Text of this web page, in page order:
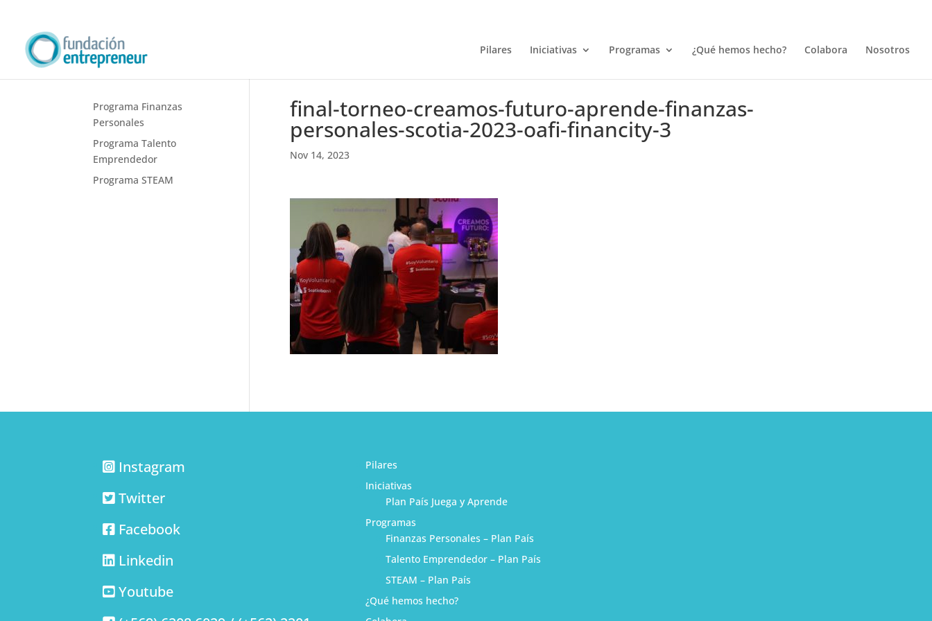
Pilares Iniciativas Programas ¿Qué hemos hecho? Colabora Nosotros
final-torneo-creamos-futuro-aprende-finanzas-
personales-scotia-2023-oafi-financity-3
Nov 14, 2023
Programa Finanzas
Personales
Programa Talento
Emprendedor
Programa STEAM
Instagram
Twitter
Facebook
Linkedin
Youtube
Pilares
Iniciativas
Plan País Juega y Aprende
Programas
Finanzas Personales – Plan País
Talento Emprendedor – Plan País
STEAM – Plan País
¿Qué hemos hecho?